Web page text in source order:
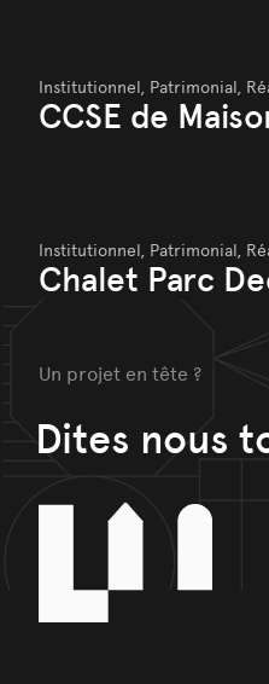
Institutionnel, Patrimonial,
CCSE de
Institutionnel, Patrimonial,
Chalet Parc
Un projet en tête ?
Dites nous